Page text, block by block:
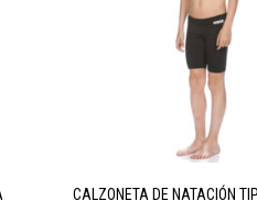
CALZONETA DE NATACIÓN